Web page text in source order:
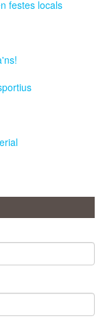
festes locals